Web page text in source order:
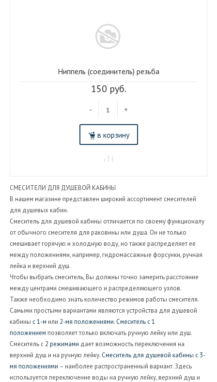
150 руб.
- +
в корзину
Ниппель (соединитель) резьба
СМЕСИТЕЛИ ДЛЯ ДУШЕВОЙ КАБИНЫ
В нашем магазине представлен широкий ассортимент смесителей
для душевых кабин.
Смеситель для душевой кабины отличается по своему функционалу
от обычного смесителя для раковины или душа. Он не только
смешивает горячую и холодную воду, но также распределяет ее
между положениями, например, гидромассажные форсунки, ручная
лейка и верхний душ.
Чтобы выбрать смеситель, Вы должны точно замерить расстояние
между центрами смешивающего и распределяющего узлов.
Также необходимо знать количество режимов работы смесителя.
Самыми простыми вариантами являются устройства для душевой
кабины с 1-м или 2-мя положениями. Смеситель с 1
положением позволяет только включать ручную лейку или душ.
Смеситель с 2 режимами дает возможность переключения на
верхний душ и на ручную лейку. Смеситель для душевой кабины с 3-
мя положениями – наиболее распространенный вариант. Здесь
используется переключение воды на ручную лейку, верхний душ и